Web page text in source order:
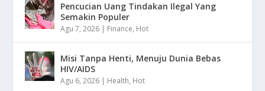
Pencucian Uang Tindakan Ilegal Yang
Semakin Populer
Agu 7, 2026 | Finance, Hot
Misi Tanpa Henti, Menuju Dunia Bebas
HIV/AIDS
Agu 6, 2026 | Health, Hot